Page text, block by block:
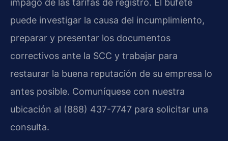
impago de las tarifas de registro. El bufete
puede investigar la causa del incumplimiento,
preparar y presentar los documentos
correctivos ante la SCC y trabajar para
restaurar la buena reputación de su empresa lo
antes posible. Comuníquese con nuestra
ubicación al (888) 437-7747 para solicitar una
consulta.